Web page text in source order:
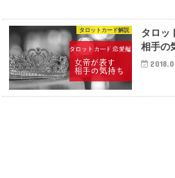
タロットカード解説
タロッ
相手の